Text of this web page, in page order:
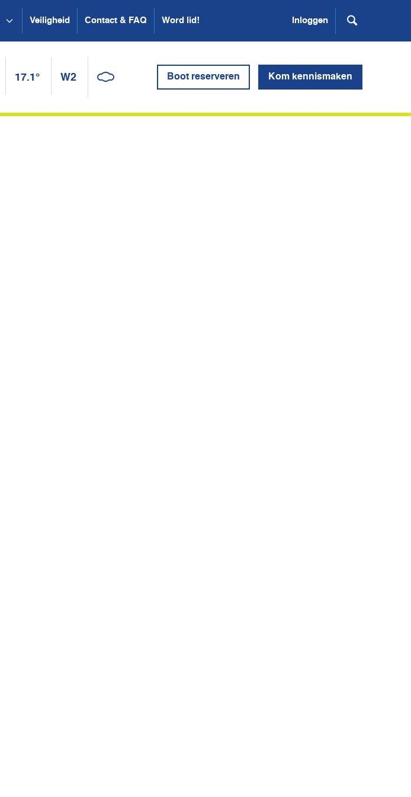
Veiligheid Contact & FAQ Word lid! Inloggen
17.1° W2 Boot reserveren Kom kennismaken